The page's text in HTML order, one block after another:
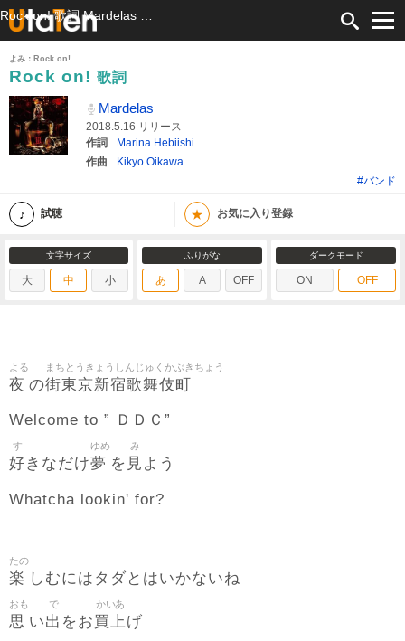
よみ：Rock on!
Rock on! 歌詞
Mardelas
2018.5.16 リリース
作詞
Marina Hebiishi
作曲
Kikyo Oikawa
#バンド
試聴 ★ お気に入り登録
文字サイズ
大 中 小
ふりがな
あ A OFF
ダークモード
ON OFF
夜
よる
の街東京新宿歌舞伎町
まちとうきょうしんじゅくかぶきちょう
Welcome to ” ＤＤＣ”
好
す
きなだけ夢
ゆめ
を 見
み
よう
Whatcha lookin' for?
楽
たの
しむにはタダとはいかないね
思
おも
い出
で
をお買上
かいあ
げ